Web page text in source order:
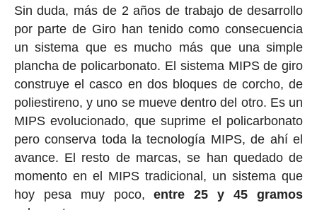
Sin duda, más de 2 años de trabajo de desarrollo
por parte de Giro han tenido como consecuencia
un sistema que es mucho más que una simple
plancha de policarbonato. El sistema MIPS de giro
construye el casco en dos bloques de corcho, de
poliestireno, y uno se mueve dentro del otro. Es un
MIPS evolucionado, que suprime el policarbonato
pero conserva toda la tecnología MIPS, de ahí el
avance. El resto de marcas, se han quedado de
momento en el MIPS tradicional, un sistema que
hoy pesa muy poco,entre 25 y 45 gramos